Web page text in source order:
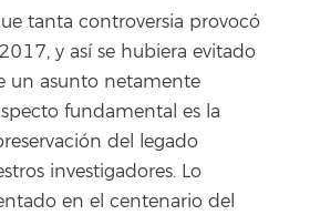
tanta controversia provocó
y así se hubiera evitado
un asunto netamente
fundamental es la
del legado
investigadores. Lo
en el centenario del